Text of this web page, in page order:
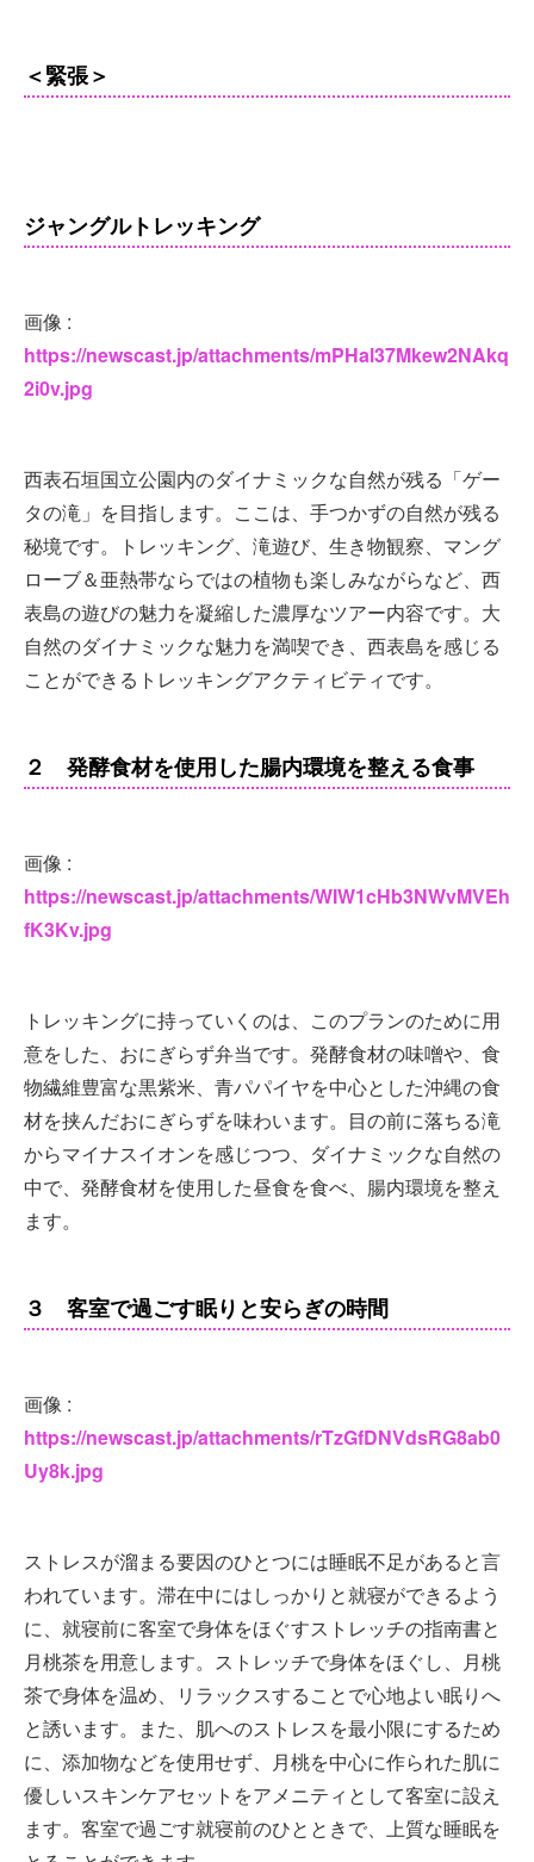
＜緊張＞
ジャングルトレッキング
画像 :
https://newscast.jp/attachments/mPHal37Mkew2NAkq
2i0v.jpg
西表石垣国立公園内のダイナミックな自然が残る「ゲー
タの滝」を目指します。ここは、手つかずの自然が残る
秘境です。トレッキング、滝遊び、生き物観察、マング
ローブ＆亜熱帯ならではの植物も楽しみながらなど、西
表島の遊びの魅力を凝縮した濃厚なツアー内容です。大
自然のダイナミックな魅力を満喫でき、西表島を感じる
ことができるトレッキングアクティビティです。
２ 発酵食材を使用した腸内環境を整える食事
画像 :
https://newscast.jp/attachments/WIW1cHb3NWvMVEh
fK3Kv.jpg
トレッキングに持っていくのは、このプランのために用
意をした、おにぎらず弁当です。発酵食材の味噌や、食
物繊維豊富な黒紫米、青パパイヤを中心とした沖縄の食
材を挟んだおにぎらずを味わいます。目の前に落ちる滝
からマイナスイオンを感じつつ、ダイナミックな自然の
中で、発酵食材を使用した昼食を食べ、腸内環境を整え
ます。
３ 客室で過ごす眠りと安らぎの時間
画像 :
https://newscast.jp/attachments/rTzGfDNVdsRG8ab0
Uy8k.jpg
ストレスが溜まる要因のひとつには睡眠不足があると言
われています。滞在中にはしっかりと就寝ができるよう
に、就寝前に客室で身体をほぐすストレッチの指南書と
月桃茶を用意します。ストレッチで身体をほぐし、月桃
茶で身体を温め、リラックスすることで心地よい眠りへ
と誘います。また、肌へのストレスを最小限にするため
に、添加物などを使用せず、月桃を中心に作られた肌に
優しいスキンケアセットをアメニティとして客室に設え
ます。客室で過ごす就寝前のひとときで、上質な睡眠を